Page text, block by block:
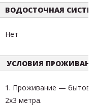
ВОДОСТОЧНАЯ
Нет
УСЛОВИЯ
1. Проживание —
2х3 метра.